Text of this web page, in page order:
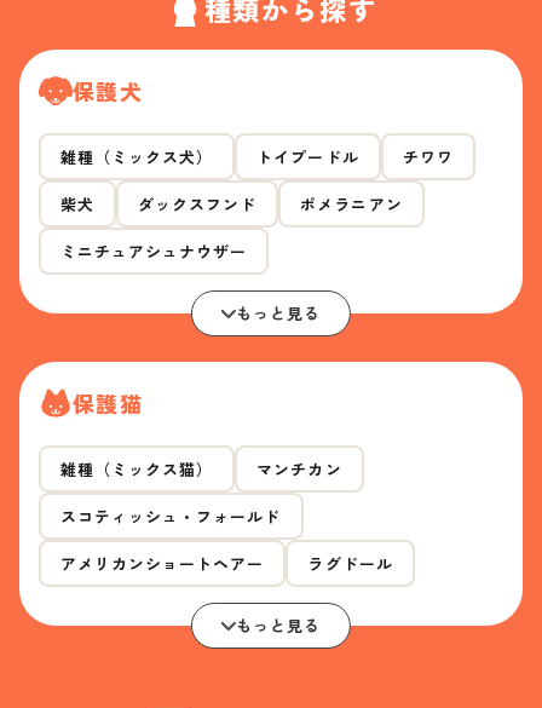
種類から探す
保護犬
雑種（ミックス犬） トイプードル チワワ
柴犬 ダックスフンド ポメラニアン
ミニチュアシュナウザー
もっと見る
保護猫
雑種（ミックス猫） マンチカン
スコティッシュ・フォールド
アメリカンショートヘアー ラグドール
もっと見る